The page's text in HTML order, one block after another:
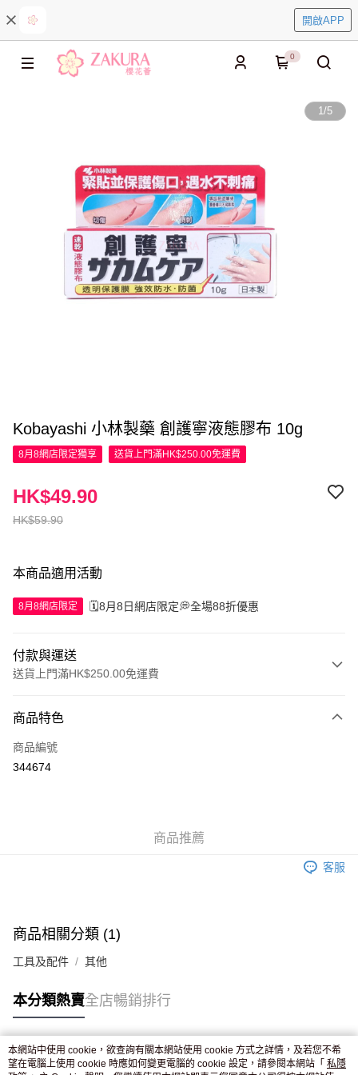
開啟APP
0
1/5
Kobayashi 小林製藥 創護寧液態膠布 10g
8月8網店限定獨享 送貨上門滿HK$250.00免運費
HK$59.90
HK$49.90
本商品適用活動
8月8網店限定 🗓️8月8日網店限定💭全場88折優惠
付款與運送
送貨上門滿HK$250.00免運費
信用卡
Apple Pay
付款後門市自取，訂單確認後2-4個工作天到店，7天內取。逾期後
商品特色
商品編號
344674
商品推薦
客服
商品相關分類 (1)
工具及配件 其他
本分類熱賣全店暢銷排行
熱門標籤
本網站中使用 cookie，欲查詢有關本網站使用 cookie 方式之詳情，及若您不希
望在電腦上使用 cookie 時應如何變更電腦的 cookie 設定，請參閱本網站「 私隱